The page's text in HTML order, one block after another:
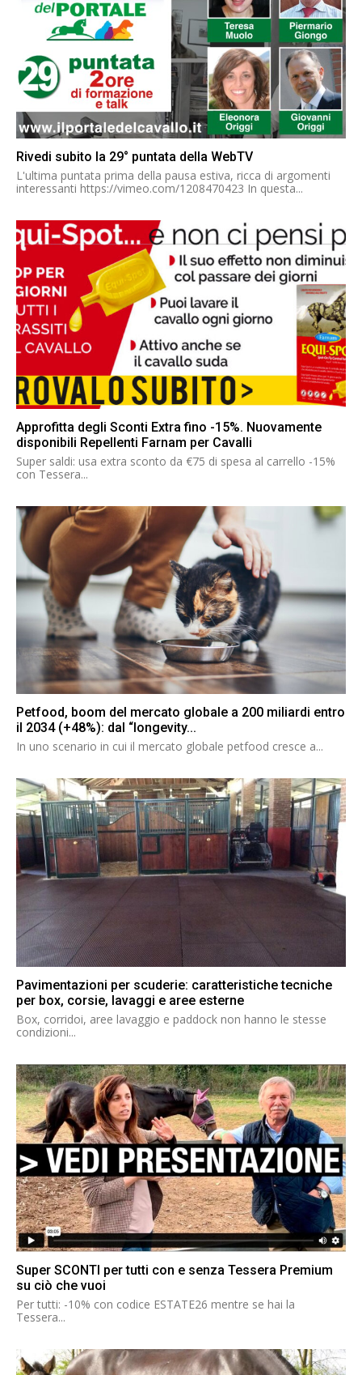
Rivedi subito la 29° puntata della WebTV
L'ultima puntata prima della pausa estiva, ricca di argomenti
interessanti https://vimeo.com/1208470423 In questa...
Approfitta degli Sconti Extra fino -15%. Nuovamente
disponibili Repellenti Farnam per Cavalli
Super saldi: usa extra sconto da €75 di spesa al carrello -15%
con Tessera...
Petfood, boom del mercato globale a 200 miliardi entro
il 2034 (+48%): dal “longevity...
In uno scenario in cui il mercato globale petfood cresce a...
Pavimentazioni per scuderie: caratteristiche tecniche
per box, corsie, lavaggi e aree esterne
Box, corridoi, aree lavaggio e paddock non hanno le stesse
condizioni...
Super SCONTI per tutti con e senza Tessera Premium
su ciò che vuoi
Per tutti: -10% con codice ESTATE26 mentre se hai la
Tessera...